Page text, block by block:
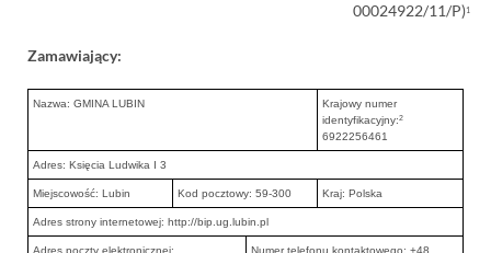
00024922/11/P)1
Zamawiający:
Nazwa: GMINA LUBIN
Krajowy numer
identyfikacyjny:2
6922256461
Adres: Księcia Ludwika I 3
Miejscowość: Lubin Kod pocztowy: 59-300 Kraj: Polska
Adres strony internetowej: http://bip.ug.lubin.pl
Adres poczty elektronicznej:
Numer telefonu kontaktowego: +48